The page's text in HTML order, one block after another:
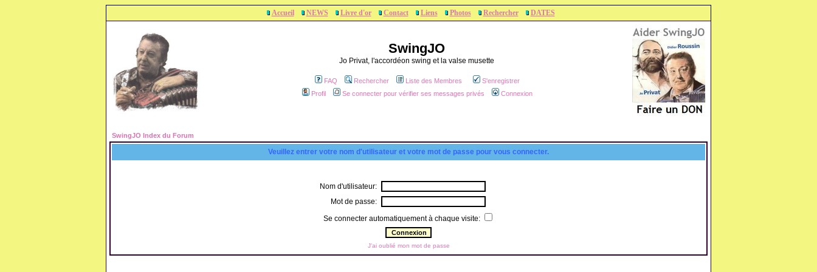
Accueil NEWS Livre d'or Contact Liens Photos Rechercher DATES
SwingJO
Jo Privat, l'accordéon swing et la valse musette
FAQ Rechercher Liste des Membres
S'enregistrer
Profil
Se connecter pour vérifier ses messages privés Connexion
SwingJO Index du Forum
Veuillez entrer votre nom d'utilisateur et votre mot de passe pour vous connecter.
Nom d'utilisateur:
Mot de passe:
Se connecter automatiquement à chaque visite:
J'ai oublié mon mot de passe